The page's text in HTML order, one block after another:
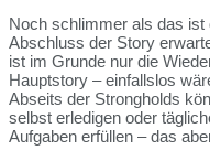
Noch schlimmer als das
Abschluss der Story
ist im Grunde nur die
Hauptstory – einfallslos
Abseits der Strongholds
selbst erledigen oder
Aufgaben erfüllen – das